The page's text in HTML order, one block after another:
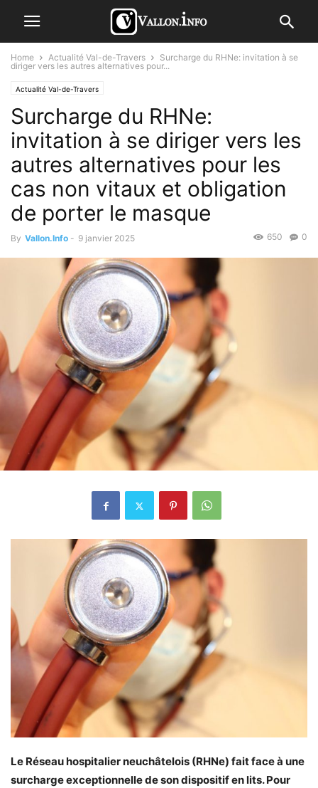
Home Actualité Val-de-Travers
Surcharge du RHNe: invitation à se
diriger vers les autres alternatives pour...
Actualité Val-de-Travers
Surcharge du RHNe:
invitation à se diriger vers les
autres alternatives pour les
cas non vitaux et obligation
de porter le masque
By Vallon.Info - 9 janvier 2025 0
650
Le Réseau hospitalier neuchâtelois (RHNe) fait face à une
surcharge exceptionnelle de son dispositif en lits. Pour